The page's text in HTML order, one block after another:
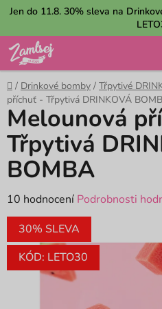
Přejít
obsah
Jen do 11.8. 30% sleva na
Domů
/ Drinkové bomby / Třpytivé
příchuť - Třpytivá DRINKOVÁ
Melounová
Třpytivá
BOMBA
Průměrné
hodnocení
produktu
4,7
10 hodnocení Podrobnosti
30% SLEVA
KÓD: LETO30